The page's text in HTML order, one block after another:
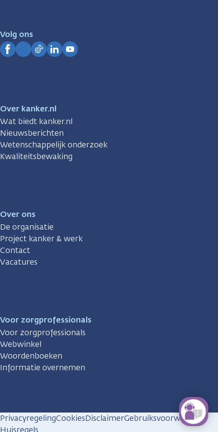
Volg ons
Over kanker.nl
Wat biedt kanker.nl
Nieuwsberichten
Wetenschappelijk onderzoek
Kwaliteitsbewaking
Over ons
De organisatie
Project kanker & werk
Contact
Vacatures
Voor zorgprofessionals
Voor zorgprofessionals
Webwinkel
Woordenboeken
Informatie overnemen
PrivacyregelingCookiesDisclaimerGebruiksvoorwaarden
Huisregels